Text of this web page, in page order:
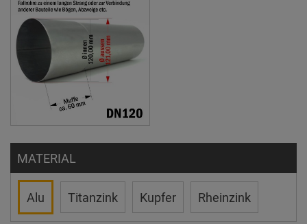
MATERIAL
Alu Titanzink Kupfer Rheinzink